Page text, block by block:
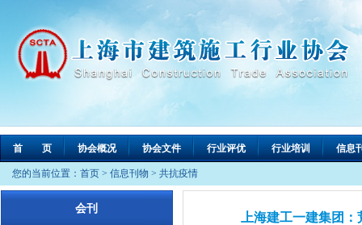
首 页 协会概况 协会文件 行业评优 行业培训 信息
您的当前位置： 首页 > 信息刊物 > 共抗疫情
会刊
上海建工一建集团